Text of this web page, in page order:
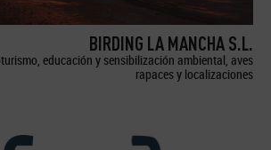
BIRDING LA MANCHA S.L.
educación y sensibilización ambiental, aves
rapaces y localizaciones